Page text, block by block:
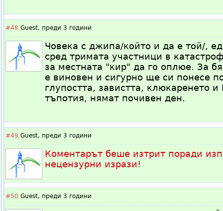
#48 Guest, преди 3 години
Човека с джипа/който и да е той/,
сред тримата участници в
за местната "кир" да го оплюе. За
е виновен и сигурно ще си понесе
глупостта, завистта, клюкаренето и
тъпотия, нямат почивен ден.
#49 Guest, преди 3 години
Коментарът беше изтрит поради
нецензурни изрази!
#50 Guest, преди 3 години